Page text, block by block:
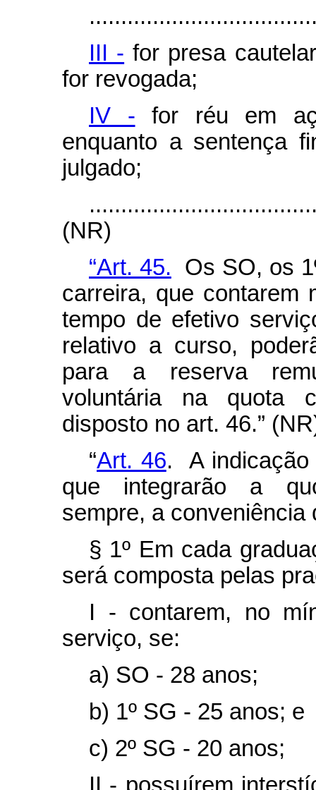
III - for presa
for revogada;
IV - for réu em
enquanto a sentença
julgado;
(NR)
“Art. 45. Os SO, os
carreira, que contarem
tempo de efetivo
relativo a curso,
para a reserva
voluntária na quota
disposto no art. 46.”
“Art. 46. A indicação
que integrarão a
sempre, a conveniência
§ 1º Em cada
será composta pelas
I - contarem, no
serviço, se:
a) SO - 28 anos;
b) 1º SG - 25 anos; e
c) 2º SG - 20 anos;